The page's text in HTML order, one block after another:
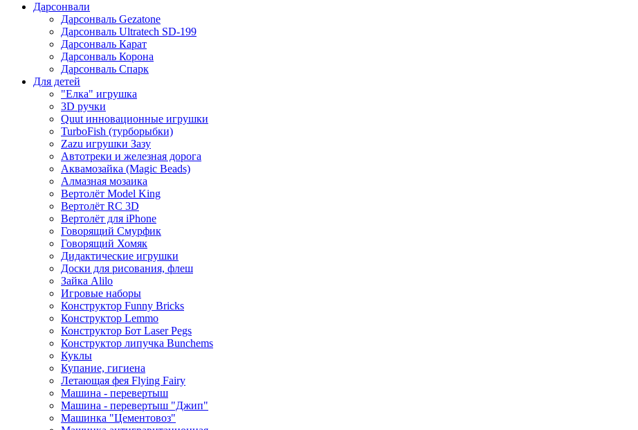
Дарсонвали
Дарсонваль Gezatone
Дарсонваль Ultratech SD-199
Дарсонваль Карат
Дарсонваль Корона
Дарсонваль Спарк
Для детей
"Елка" игрушка
3D ручки
Quut инновационные игрушки
TurboFish (турборыбки)
Zazu игрушки Зазу
Автотреки и железная дорога
Аквамозайка (Magic Beads)
Алмазная мозаика
Вертолёт Model King
Вертолёт RC 3D
Вертолёт для iPhone
Говорящий Смурфик
Говорящий Хомяк
Дидактические игрушки
Доски для рисования, флеш
Зайка Alilo
Игровые наборы
Конструктор Funny Bricks
Конструктор Lemmo
Конструктор Бот Laser Pegs
Конструктор липучка Bunchems
Куклы
Купание, гигиена
Летающая фея Flying Fairy
Машина - перевертыш
Машина - перевертыш "Джип"
Машинка "Цементовоз"